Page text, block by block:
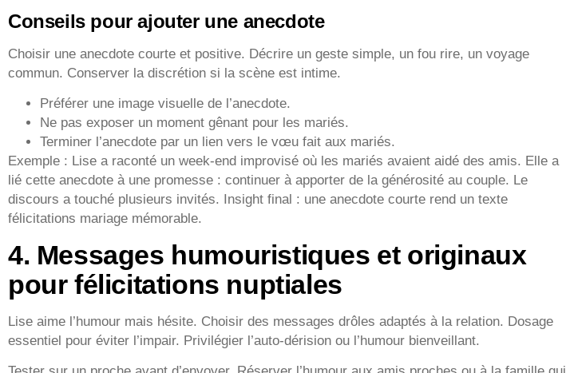
Conseils pour ajouter une anecdote
Choisir une anecdote courte et positive. Décrire un geste simple, un fou rire, un voyage
commun. Conserver la discrétion si la scène est intime.
Préférer une image visuelle de l’anecdote.
Ne pas exposer un moment gênant pour les mariés.
Terminer l’anecdote par un lien vers le vœu fait aux mariés.
Exemple : Lise a raconté un week-end improvisé où les mariés avaient aidé des amis. Elle a
lié cette anecdote à une promesse : continuer à apporter de la générosité au couple. Le
discours a touché plusieurs invités. Insight final : une anecdote courte rend un texte
félicitations mariage mémorable.
4. Messages humouristiques et originaux
pour félicitations nuptiales
Lise aime l’humour mais hésite. Choisir des messages drôles adaptés à la relation. Dosage
essentiel pour éviter l’impair. Privilégier l’auto-dérision ou l’humour bienveillant.